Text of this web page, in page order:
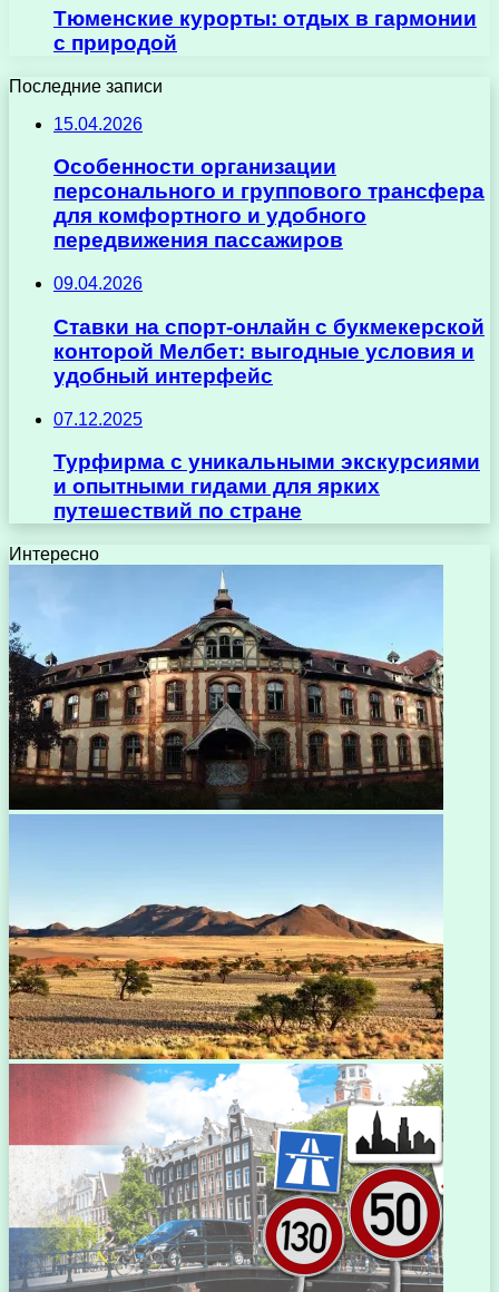
Тюменские курорты: отдых в гармонии
с природой
Последние записи
15.04.2026
Особенности организации
персонального и группового трансфера
для комфортного и удобного
передвижения пассажиров
09.04.2026
Ставки на спорт-онлайн с букмекерской
конторой Мелбет: выгодные условия и
удобный интерфейс
07.12.2025
Турфирма с уникальными экскурсиями
и опытными гидами для ярких
путешествий по стране
Интересно